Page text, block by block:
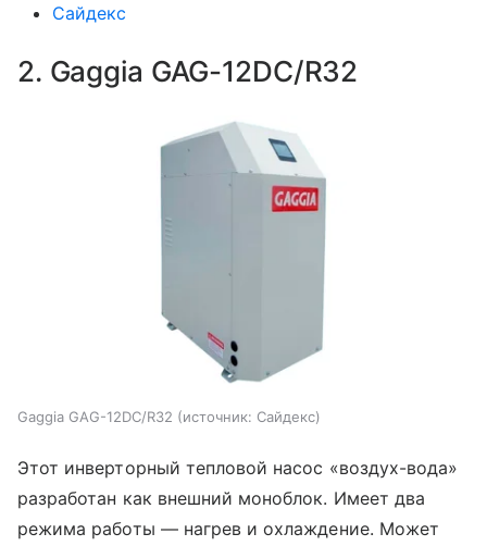
Сайдекс
2. Gaggia GAG-12DC/R32
Gaggia GAG-12DC/R32 источник: Сайдекс
Этот инверторный тепловой насос «воздух-вода»
разработан как внешний моноблок. Имеет два
режима работы — нагрев и охлаждение. Может